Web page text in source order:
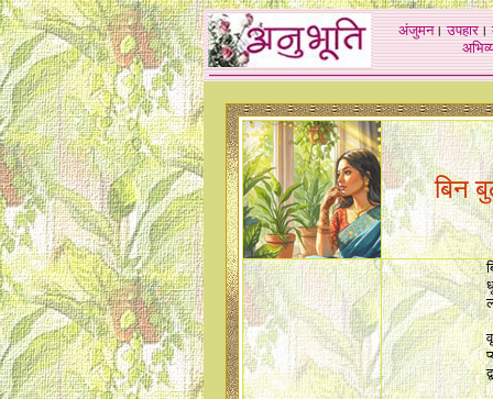
अंजुमन।उपहार।
बिन